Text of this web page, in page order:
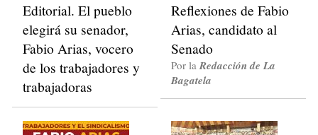
Editorial. El pueblo
elegirá su senador,
Fabio Arias, vocero
de los trabajadores y
trabajadoras
Reflexiones de Fabio
Arias, candidato al
Senado
Por laRedacción de La
Bagatela